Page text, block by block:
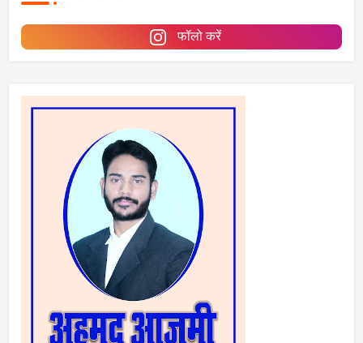
फॉलो करें